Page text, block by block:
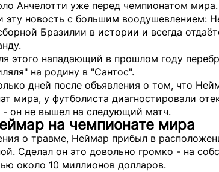
Анчелотти уже перед чемпионатом
эту новость с большим воодушевлением:
Бразилии в истории и всегда
этого нападающий в прошлом году
на родину в "Сантос".
дней после объявления о том, что
мира, у футболиста диагностировали
он не вышел на следующий матч.
на чемпионате мира
о травме, Неймар прибыл в
Сделал он это довольно громко - на
около 10 миллионов долларов.